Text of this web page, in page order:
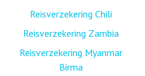
Reisverzekering Chili
Reisverzekering Zambia
Reisverzekering Myanmar
Birma